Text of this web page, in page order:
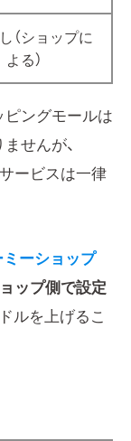
（ショップに
よる）
ピングモールは
せんが、
ービスは一律
ミーショップ
ップ側で設定
ルを上げるこ